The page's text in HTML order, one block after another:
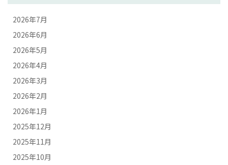
2026年7月
2026年6月
2026年5月
2026年4月
2026年3月
2026年2月
2026年1月
2025年12月
2025年11月
2025年10月